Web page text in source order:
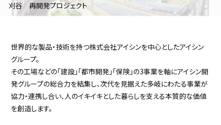
刈谷 再開発プロジェクト
世界的な製品・技術を持つ株式会社アイシンを中心としたアイシン
グループ。
その工場などの「建設」「都市開発」「保険」の3事業を軸にアイシン開
発グループの総合力を結集し、次代を見据えた多岐にわたる事業が
協力・連携し合い、人のイキイキとした暮らしを支える本質的な価値
を創造します。